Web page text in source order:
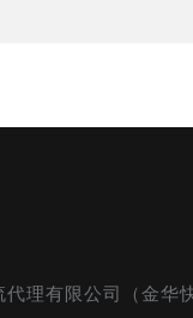
有限公司（金华